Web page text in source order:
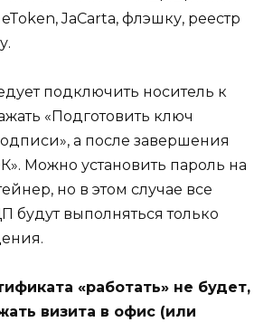
JaCarta, флэшку, реестр
подключить носитель к
«Подготовить ключ
а после завершения
Можно установить пароль на
но в этом случае все
будут выполняться только
«работать» не будет,
визита в офис (или